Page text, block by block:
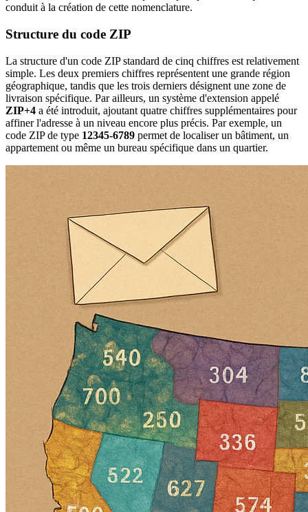
conduit à la création de cette nomenclature.
Structure du code ZIP
La structure d'un code ZIP standard de cinq chiffres est relativement
simple. Les deux premiers chiffres représentent une grande région
géographique, tandis que les trois derniers désignent une zone de
livraison spécifique. Par ailleurs, un système d'extension appelé
ZIP+4 a été introduit, ajoutant quatre chiffres supplémentaires pour
affiner l'adresse à un niveau encore plus précis. Par exemple, un
code ZIP de type 12345-6789 permet de localiser un bâtiment, un
appartement ou même un bureau spécifique dans un quartier.